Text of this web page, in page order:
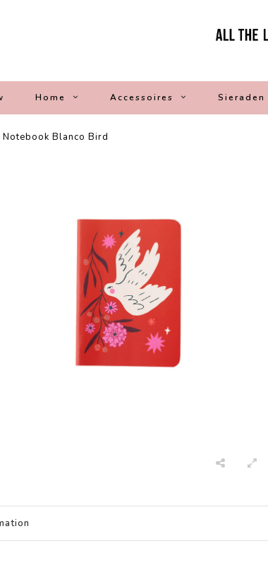
Home Accessoires Sieraden
Blanco Bird